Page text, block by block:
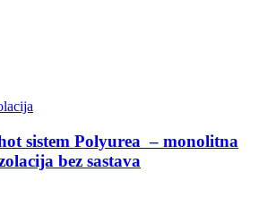
sistem Polyurea – monolitna
bez sastava